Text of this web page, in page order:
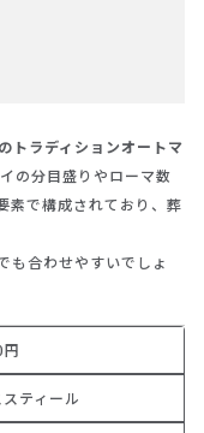
トラディションオートマ
の分目盛りやローマ数
素で構成されており、葬
も合わせやすいでしょ
ティール